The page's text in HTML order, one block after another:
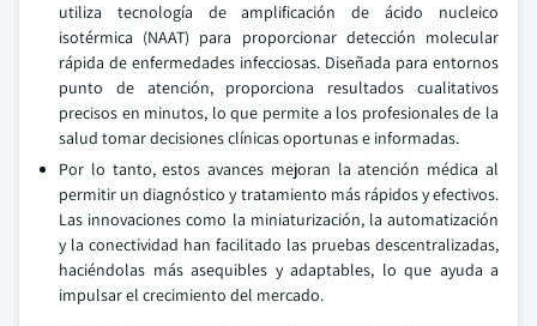
utiliza tecnología de amplificación de ácido nucleico
isotérmica (NAAT) para proporcionar detección molecular
rápida de enfermedades infecciosas. Diseñada para entornos
punto de atención, proporciona resultados cualitativos
precisos en minutos, lo que permite a los profesionales de la
salud tomar decisiones clínicas oportunas e informadas.
Por lo tanto, estos avances mejoran la atención médica al
permitir un diagnóstico y tratamiento más rápidos y efectivos.
Las innovaciones como la miniaturización, la automatización
y la conectividad han facilitado las pruebas descentralizadas,
haciéndolas más asequibles y adaptables, lo que ayuda a
impulsar el crecimiento del mercado.